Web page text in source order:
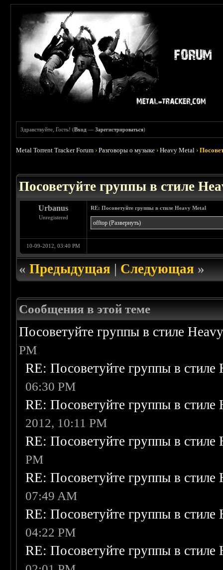
Здравствуйте, Гость! (Вход —Зарегистрироваться)
Metal Torrent Tracker Forum ›Разговоры о музыке ›Heavy Metal ›
Посоветуйте группы в стиле
Urbanus
Unregistered
RE: Посоветуйте группы в стиле Heavy Metal
offtop(Развернуть)
10-09-2012, 03:40 PM
«Предыдущая|Следующая»
Сообщения в этой теме
Посоветуйте группы в стиле
PM
RE: Посоветуйте группы в стиле
06:30 PM
RE: Посоветуйте группы в стиле
2012, 10:11 PM
RE: Посоветуйте группы в стиле
PM
RE: Посоветуйте группы в стиле
07:49 AM
RE: Посоветуйте группы в стиле
04:22 PM
RE: Посоветуйте группы в стиле